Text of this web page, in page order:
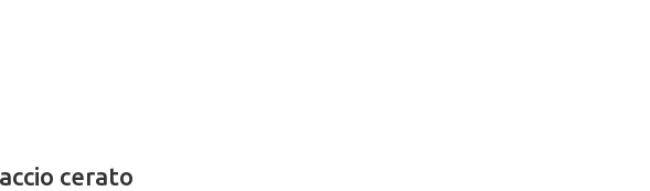
cerato